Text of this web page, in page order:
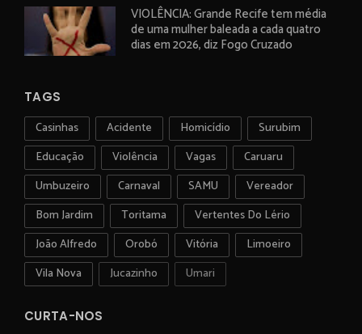
VIOLÊNCIA: Grande Recife tem média
de uma mulher baleada a cada quatro
dias em 2026, diz Fogo Cruzado
TAGS
Casinhas Acidente Homicídio
Surubim
Educação
Violência Vagas
Caruaru
Umbuzeiro
Carnaval SAMU
Vereador
Bom Jardim
Toritama
Vertentes Do Lério
João Alfredo
Orobó Vitória
Limoeiro
Vila Nova
Jucazinho Umari
CURTA-NOS